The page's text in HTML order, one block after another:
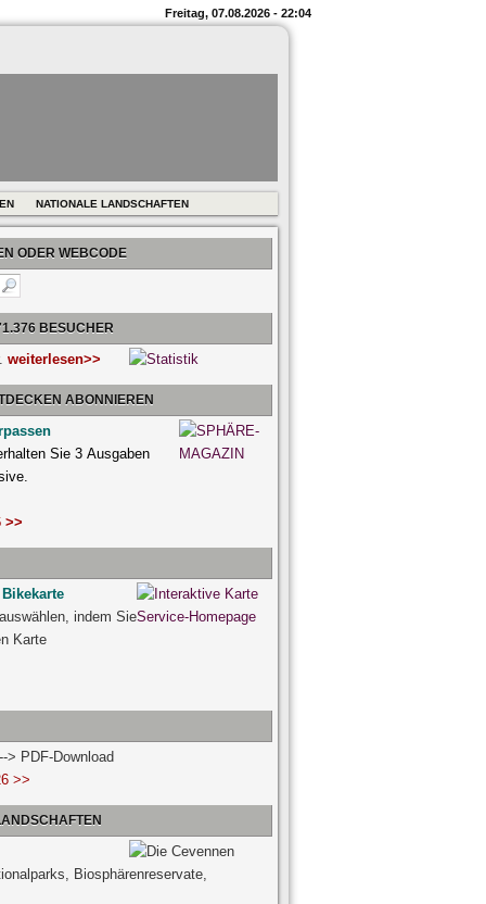
Freitag, 07.08.2026 - 22:04
NATIONALE LANDSCHAFTEN
ODER WEBCODE
BESUCHER
weiterlesen>>
ABONNIEREN
Sie 3 Ausgaben
>>
indem Sie
Karte
> PDF-Download
>>
Biosphärenreservate,